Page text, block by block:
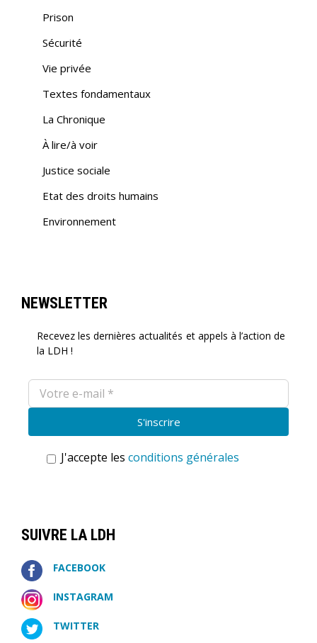
Prison
Sécurité
Vie privée
Textes fondamentaux
La Chronique
À lire/à voir
Justice sociale
Etat des droits humains
Environnement
NEWSLETTER
Recevez les dernières actualités et appels à l’action de
la LDH !
J'accepte les conditions générales
SUIVRE LA LDH
FACEBOOK
INSTAGRAM
TWITTER